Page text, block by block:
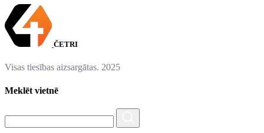
ČETRI
Visas tiesības aizsargātas. 2025
Meklēt vietnē